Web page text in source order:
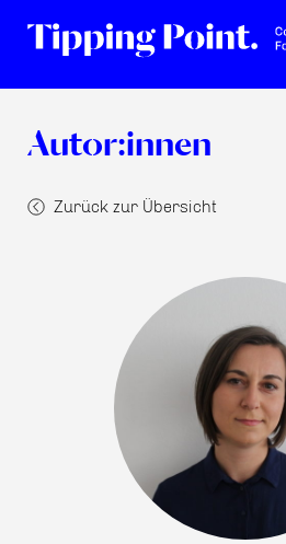
Autor:innen
Zurück zur Übersicht